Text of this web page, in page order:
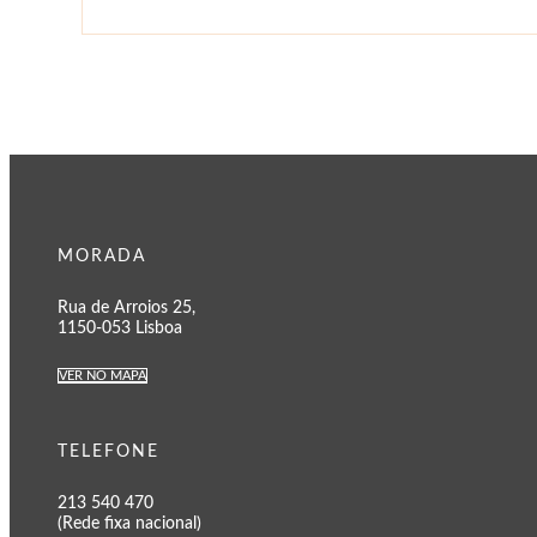
MORADA
Rua de Arroios 25,
1150-053 Lisboa
VER NO MAPA
TELEFONE
213 540 470
(Rede fixa nacional)